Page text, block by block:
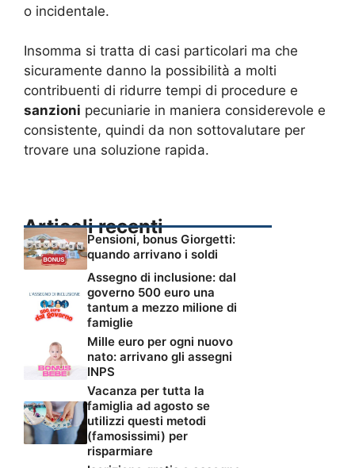
o incidentale.
Insomma si tratta di casi particolari ma che
sicuramente danno la possibilità a molti
contribuenti di ridurre tempi di procedure e
sanzioni pecuniarie in maniera considerevole e
consistente, quindi da non sottovalutare per
trovare una soluzione rapida.
Articoli recenti
Pensioni, bonus Giorgetti:
quando arrivano i soldi
Assegno di inclusione: dal
governo 500 euro una
tantum a mezzo milione di
famiglie
Mille euro per ogni nuovo
nato: arrivano gli assegni
INPS
Vacanza per tutta la
famiglia ad agosto se
utilizzi questi metodi
(famosissimi) per
risparmiare